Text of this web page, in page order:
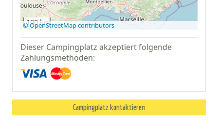
anzeigen
100 km
© OpenStreetMap contributors
Dieser Campingplatz akzeptiert folgende
Zahlungsmethoden:
Campingplatz kontaktieren